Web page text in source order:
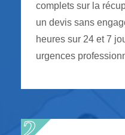
complets sur la
un devis sans
heures sur 24 et 7
urgences